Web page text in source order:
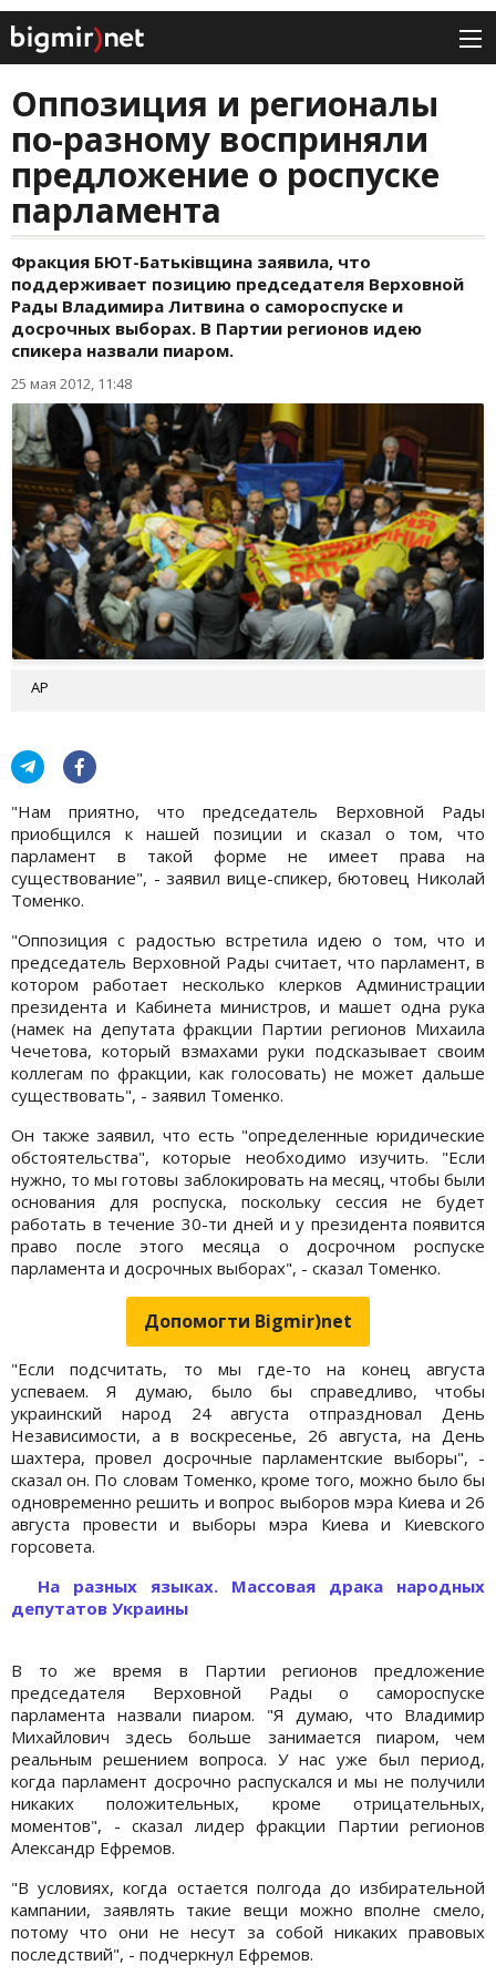
Оппозиция и регионалы
по-разному восприняли
предложение о роспуске
парламента
Фракция БЮТ-Батьківщина заявила, что
поддерживает позицию председателя Верховной
Рады Владимира Литвина о самороспуске и
досрочных выборах. В Партии регионов идею
спикера назвали пиаром.
25 мая 2012, 11:48
АР
"Нам приятно, что председатель Верховной Рады
приобщился к нашей позиции и сказал о том, что
парламент в такой форме не имеет права на
существование", - заявил вице-спикер, бютовец Николай
Томенко.
"Оппозиция с радостью встретила идею о том, что и
председатель Верховной Рады считает, что парламент, в
котором работает несколько клерков Администрации
президента и Кабинета министров, и машет одна рука
(намек на депутата фракции Партии регионов Михаила
Чечетова, который взмахами руки подсказывает своим
коллегам по фракции, как голосовать) не может дальше
существовать", - заявил Томенко.
Он также заявил, что есть "определенные юридические
обстоятельства", которые необходимо изучить. "Если
нужно, то мы готовы заблокировать на месяц, чтобы были
основания для роспуска, поскольку сессия не будет
работать в течение 30-ти дней и у президента появится
право после этого месяца о досрочном роспуске
парламента и досрочных выборах", - сказал Томенко.
Допомогти Bigmir)net
"Если подсчитать, то мы где-то на конец августа
успеваем. Я думаю, было бы справедливо, чтобы
украинский народ 24 августа отпраздновал День
Независимости, а в воскресенье, 26 августа, на День
шахтера, провел досрочные парламентские выборы", -
сказал он. По словам Томенко, кроме того, можно было бы
одновременно решить и вопрос выборов мэра Киева и 26
августа провести и выборы мэра Киева и Киевского
горсовета.
На разных языках. Массовая драка народных
депутатов Украины
В то же время в Партии регионов предложение
председателя Верховной Рады о самороспуске
парламента назвали пиаром. "Я думаю, что Владимир
Михайлович здесь больше занимается пиаром, чем
реальным решением вопроса. У нас уже был период,
когда парламент досрочно распускался и мы не получили
никаких положительных, кроме отрицательных,
моментов", - сказал лидер фракции Партии регионов
Александр Ефремов.
"В условиях, когда остается полгода до избирательной
кампании, заявлять такие вещи можно вполне смело,
потому что они не несут за собой никаких правовых
последствий", - подчеркнул Ефремов.